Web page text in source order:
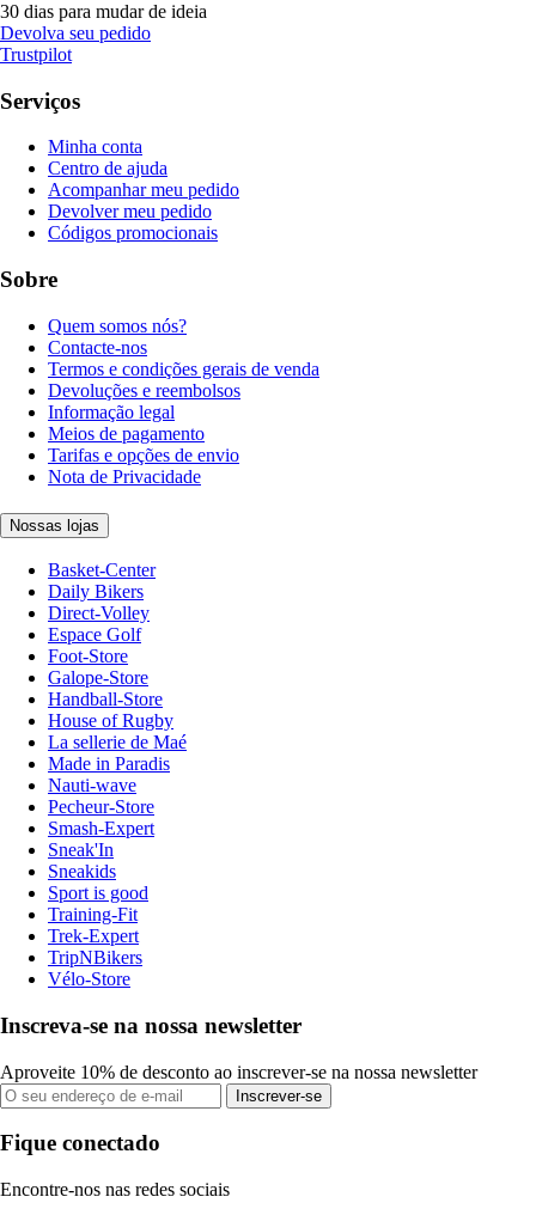
30 dias para mudar de ideia
Devolva seu pedido
Trustpilot
Serviços
Minha conta
Centro de ajuda
Acompanhar meu pedido
Devolver meu pedido
Códigos promocionais
Sobre
Quem somos nós?
Contacte-nos
Termos e condições gerais de venda
Devoluções e reembolsos
Informação legal
Meios de pagamento
Tarifas e opções de envio
Nota de Privacidade
Nossas lojas
Basket-Center
Daily Bikers
Direct-Volley
Espace Golf
Foot-Store
Galope-Store
Handball-Store
House of Rugby
La sellerie de Maé
Made in Paradis
Nauti-wave
Pecheur-Store
Smash-Expert
Sneak'In
Sneakids
Sport is good
Training-Fit
Trek-Expert
TripNBikers
Vélo-Store
Inscreva-se na nossa newsletter
Aproveite 10% de desconto ao inscrever-se na nossa newsletter
Inscrever-se
Fique conectado
Encontre-nos nas redes sociais